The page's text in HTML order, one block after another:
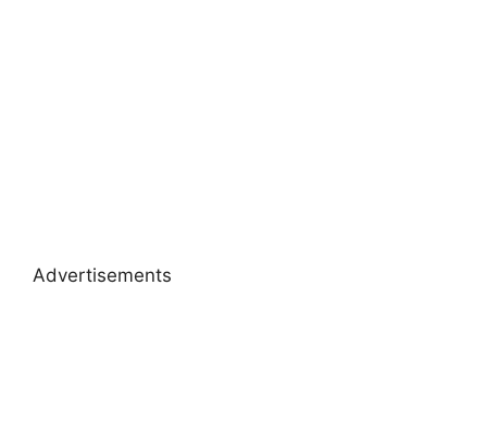
Advertisements